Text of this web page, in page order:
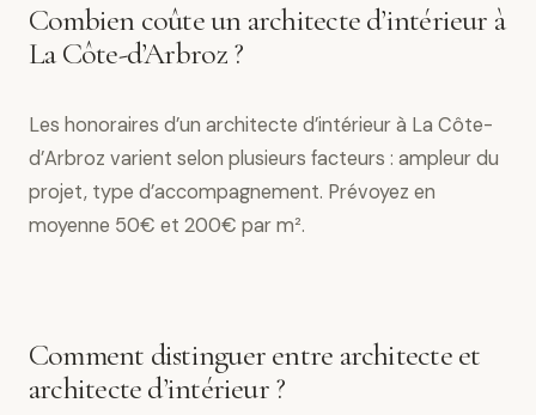
Combien coûte un architecte d’intérieur à
La Côte-d’Arbroz ?
Les honoraires d’un architecte d’intérieur à La Côte-
d’Arbroz varient selon plusieurs facteurs : ampleur du
projet, type d’accompagnement. Prévoyez en
moyenne 50€ et 200€ par m².
Comment distinguer entre architecte et
architecte d’intérieur ?